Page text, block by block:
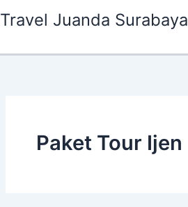
ke
Travel Juanda Surabaya
Paket Tour Ijen